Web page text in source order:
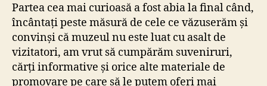
Partea cea mai curioasă a fost abia la final când,
încântați peste măsură de cele ce văzuserăm și
convinși că muzeul nu este luat cu asalt de
vizitatori, am vrut să cumpărăm suveniruri,
cărți informative și orice alte materiale de
promovare pe care să le putem oferi mai